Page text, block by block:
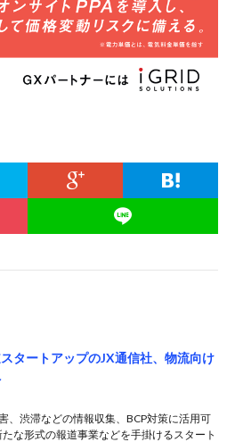
スタートアップのJX通信社、物流向け
、渋滞などの情報収集、BCP対策に活用可
な形式の報道事業などを手掛けるスタート